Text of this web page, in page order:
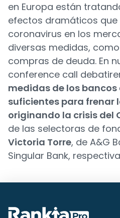
en Europa están
efectos dramáticos que
coronavirus en los
diversas medidas,
compras de deuda. En
conference call
medidas de los bancos
suficientes para frenar
originando la crisis del
de las selectoras de
Victoria Torre, de A&G
Singular Bank,